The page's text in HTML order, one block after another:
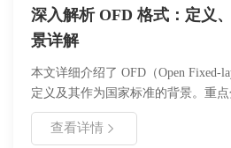
深入解析 OFD 格式：定义
景详解
本文详细介绍了 OFD（Open Fixed-
定义及其作为国家标准的背景。重点
性、兼容性、存储效率及自主可控方
了其在电子公文、金融票据及企业
查看详情